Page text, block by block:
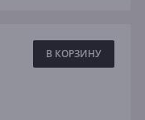
В КОРЗИНУ